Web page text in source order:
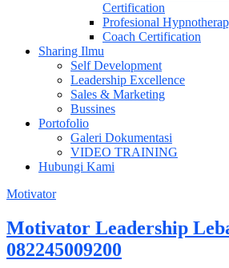
Certification
Profesional
Coach Certification
Sharing Ilmu
Self Development
Leadership Excellence
Sales & Marketing
Bussines
Portofolio
Galeri Dokumentasi
VIDEO TRAINING
Hubungi Kami
Motivator
Motivator Leadership
082245009200